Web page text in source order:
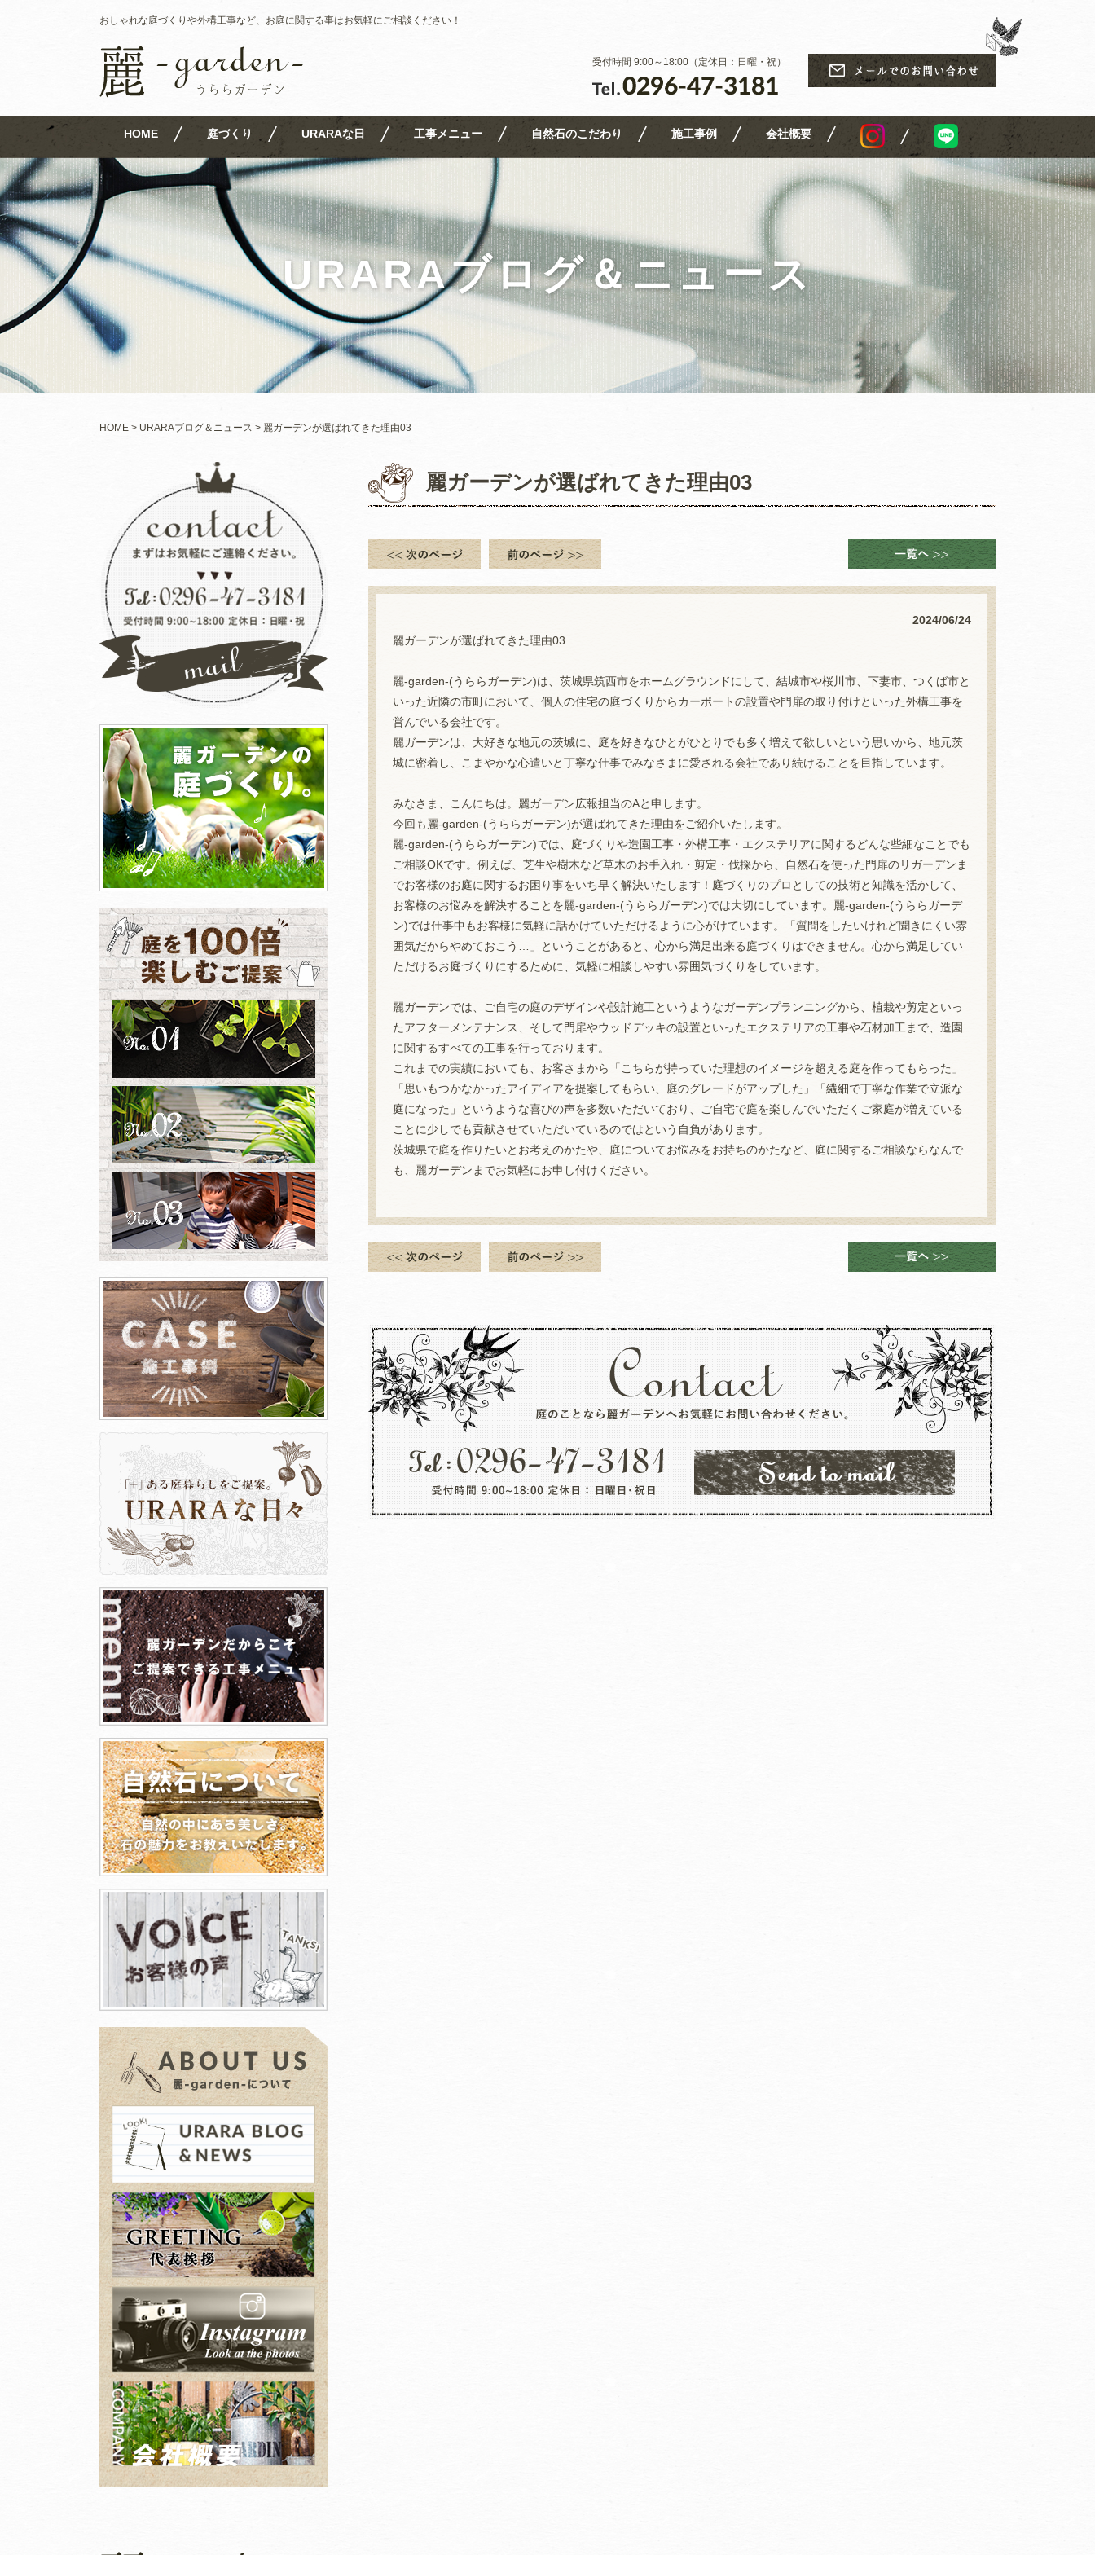
おしゃれな庭づくりや外構工事など、お庭に関する事はお気軽にご相談ください！
受付時間 9:00～18:00（定休日：日曜・祝）
HOME 庭づくり URARAな日 工事メニュー 自然石のこだわり 施工事例 会社概要
URARAブログ＆ニュース
HOME URARAブログ＆ニュース 麗ガーデンが選ばれてきた理由03
麗ガーデンが選ばれてきた理由03
2024/06/24
麗ガーデンが選ばれてきた理由03
麗-garden-(うららガーデン)は、茨城県筑西市をホームグラウンドにして、結城市や桜川市、下妻市、つくば市と
いった近隣の市町において、個人の住宅の庭づくりからカーポートの設置や門扉の取り付けといった外構工事を
営んでいる会社です。
麗ガーデンは、大好きな地元の茨城に、庭を好きなひとがひとりでも多く増えて欲しいという思いから、地元茨
城に密着し、こまやかな心遣いと丁寧な仕事でみなさまに愛される会社であり続けることを目指しています。
みなさま、こんにちは。麗ガーデン広報担当のAと申します。
今回も麗-garden-(うららガーデン)が選ばれてきた理由をご紹介いたします。
麗-garden-(うららガーデン)では、庭づくりや造園工事・外構工事・エクステリアに関するどんな些細なことでも
ご相談OKです。例えば、芝生や樹木など草木のお手入れ・剪定・伐採から、自然石を使った門扉のリガーデンま
でお客様のお庭に関するお困り事をいち早く解決いたします！庭づくりのプロとしての技術と知識を活かして、
お客様のお悩みを解決することを麗-garden-(うららガーデン)では大切にしています。麗-garden-(うららガーデ
ン)では仕事中もお客様に気軽に話かけていただけるように心がけています。「質問をしたいけれど聞きにくい雰
囲気だからやめておこう…」ということがあると、心から満足出来る庭づくりはできません。心から満足してい
ただけるお庭づくりにするために、気軽に相談しやすい雰囲気づくりをしています。
麗ガーデンでは、ご自宅の庭のデザインや設計施工というようなガーデンプランニングから、植栽や剪定といっ
たアフターメンテナンス、そして門扉やウッドデッキの設置といったエクステリアの工事や石材加工まで、造園
に関するすべての工事を行っております。
これまでの実績においても、お客さまから「こちらが持っていた理想のイメージを超える庭を作ってもらった」
「思いもつかなかったアイディアを提案してもらい、庭のグレードがアップした」「繊細で丁寧な作業で立派な
庭になった」というような喜びの声を多数いただいており、ご自宅で庭を楽しんでいただくご家庭が増えている
ことに少しでも貢献させていただいているのではという自負があります。
茨城県で庭を作りたいとお考えのかたや、庭についてお悩みをお持ちのかたなど、庭に関するご相談ならなんで
も、麗ガーデンまでお気軽にお申し付けください。